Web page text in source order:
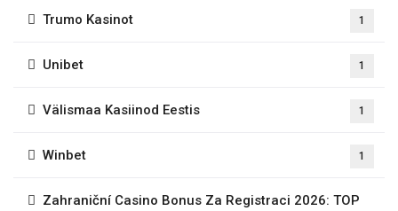
Trumo Kasinot 1
Unibet 1
Välismaa Kasiinod Eestis 1
Winbet 1
Zahraniční Casino Bonus Za Registraci 2026: TOP